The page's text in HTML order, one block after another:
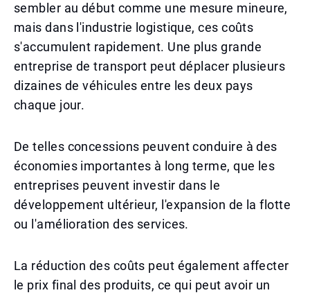
sembler au début comme une mesure mineure,
mais dans l'industrie logistique, ces coûts
s'accumulent rapidement. Une plus grande
entreprise de transport peut déplacer plusieurs
dizaines de véhicules entre les deux pays
chaque jour.
De telles concessions peuvent conduire à des
économies importantes à long terme, que les
entreprises peuvent investir dans le
développement ultérieur, l'expansion de la flotte
ou l'amélioration des services.
La réduction des coûts peut également affecter
le prix final des produits, ce qui peut avoir un